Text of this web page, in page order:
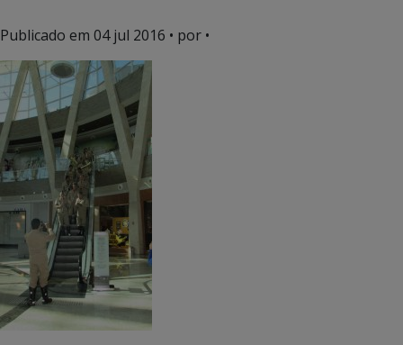
Publicado em 04 jul 2016 • por •